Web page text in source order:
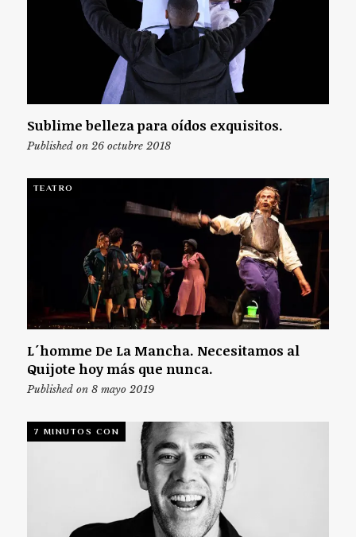
Sublime belleza para oídos exquisitos.
Published on 26 octubre 2018
TEATRO
L´homme De La Mancha. Necesitamos al
Quijote hoy más que nunca.
Published on 8 mayo 2019
7 MINUTOS CON